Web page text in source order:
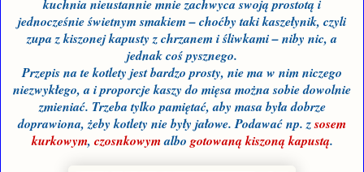
kuchnia nieustannie mnie zachwyca swoją prostotą i
jednocześnie świetnym smakiem – choćby taki kaszełynik, czyli
zupa z kiszonej kapusty z chrzanem i śliwkami – niby nic, a
jednak coś pysznego.
Przepis na te kotlety jest bardzo prosty, nie ma w nim niczego
niezwykłego, a i proporcje kaszy do mięsa można sobie dowolnie
zmieniać. Trzeba tylko pamiętać, aby masa była dobrze
doprawiona, żeby kotlety nie były jałowe. Podawać np. zsosem
kurkowym, czosnkowymalbo gotowaną kiszoną kapustą.